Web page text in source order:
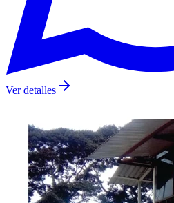
Ver detalles